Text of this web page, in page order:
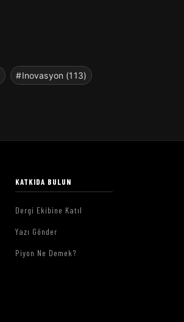
#Inovasyon (113)
KATKIDA BULUN
Dergi Ekibine Katıl
Yazı Gönder
Piyon Ne Demek?